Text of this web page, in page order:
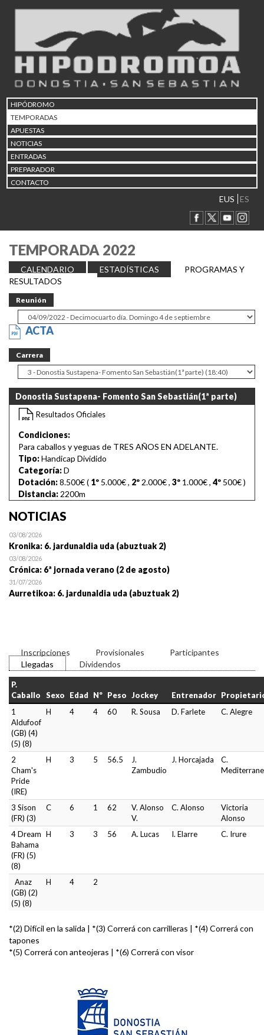
HIPÓDROMO
TEMPORADAS
APUESTAS
NOTICIAS
ENTRADAS
PREPARADOR
CONTACTO
EUS ES
TEMPORADA 2022
CALENDARIO ESTADÍSTICAS
PROGRAMAS Y
RESULTADOS
Reunión
ACTA
Carrera
Donostia Sustapena- Fomento San Sebastián(1ª parte)
18:40
Resultados Oficiales
Condiciones:
Para caballos y yeguas de TRES AÑOS EN ADELANTE.
Tipo:Handicap Dividido
Categoría:D
Dotación:8.500€ ( 1º 5.000€, 2º 2.000€, 3º 1.000€, 4º 500€)
Distancia: 2200m
NOTICIAS
03/08/2026
Kronika: 6. jardunaldia uda (abuztuak 2)
03/08/2026
Crónica: 6ª jornada verano (2 de agosto)
31/07/2026
Aurretikoa: 6. jardunaldia uda (abuztuak 2)
Inscripciones Provisionales
Participantes
Llegadas
Dividendos
P.
Caballo
Sexo Edad Nº Peso Jockey Entrenador
1
Aldufoof
(GB) (4)
(5) (8)
H 4 4 60 R. Sousa D. Farlete C. Alegre
2
Cham's
Pride
(IRE)
H 3 5 56.5
J.
Zambudio
J. Horcajada
C.
3 Sison
(FR) (3)
C 6 1 62
V. Alonso
V.
C. Alonso
Victoria
Alonso
4 Dream
Bahama
(FR) (5)
(8)
H 3 3 56 A. Lucas I. Elarre C. Irure
Anaz
(GB) (2)
(5) (8)
H 4 2
*(2) Difícil en la salida | *(3) Correrá con carrilleras | *(4) Correrá con
tapones
*(5) Correrá con anteojeras | *(6) Correrá con visor